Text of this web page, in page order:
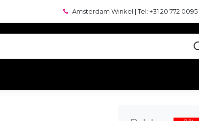
Amsterdam Winkel | Tel: +31 20 772 0095